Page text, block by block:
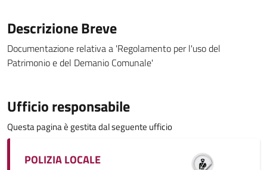
Descrizione Breve
Documentazione relativa a 'Regolamento per l'uso del
Patrimonio e del Demanio Comunale'
Ufficio responsabile
Questa pagina è gestita dal seguente ufficio
POLIZIA LOCALE